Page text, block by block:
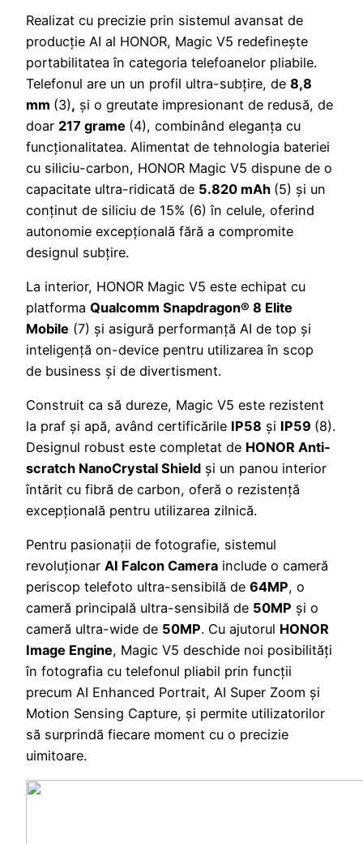
Realizat cu precizie prin sistemul avansat de
producție AI al HONOR, Magic V5 redefinește
portabilitatea în categoria telefoanelor pliabile.
Telefonul are un un profil ultra-subțire, de 8,8
mm (3), și o greutate impresionant de redusă, de
doar 217 grame (4), combinând eleganța cu
funcționalitatea. Alimentat de tehnologia bateriei
cu siliciu-carbon, HONOR Magic V5 dispune de o
capacitate ultra-ridicată de 5.820 mAh (5) și un
conținut de siliciu de 15% (6) în celule, oferind
autonomie excepțională fără a compromite
designul subțire.
La interior, HONOR Magic V5 este echipat cu
platforma Qualcomm Snapdragon® 8 Elite
Mobile (7) și asigură performanță AI de top și
inteligență on-device pentru utilizarea în scop
de business și de divertisment.
Construit ca să dureze, Magic V5 este rezistent
la praf și apă, având certificările IP58 și IP59 (8).
Designul robust este completat de HONOR Anti-
scratch NanoCrystal Shield și un panou interior
întărit cu fibră de carbon, oferă o rezistență
excepțională pentru utilizarea zilnică.
Pentru pasionații de fotografie, sistemul
revoluționar AI Falcon Camera include o cameră
periscop telefoto ultra-sensibilă de 64MP, o
cameră principală ultra-sensibilă de 50MP și o
cameră ultra-wide de 50MP. Cu ajutorul HONOR
Image Engine, Magic V5 deschide noi posibilități
în fotografia cu telefonul pliabil prin funcții
precum AI Enhanced Portrait, AI Super Zoom și
Motion Sensing Capture, și permite utilizatorilor
să surprindă fiecare moment cu o precizie
uimitoare.